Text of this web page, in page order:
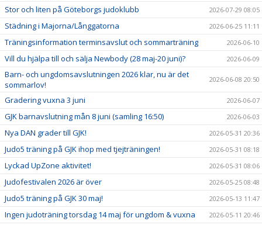
Stor och liten på Göteborgs judoklubb 2026-07-29 08:05
Städning i Majorna/Långgatorna 2026-06-25 11:11
Träningsinformation terminsavslut och sommarträning 2026-06-10
Vill du hjälpa till och sälja Newbody (28 maj-20 juni)? 2026-06-09
Barn- och ungdomsavslutningen 2026 klar, nu är det
sommarlov!
2026-06-08 20:50
Gradering vuxna 3 juni 2026-06-07
GJK barnavslutning mån 8 juni (samling 16:50) 2026-06-03
Nya DAN grader till GJK! 2026-05-31 20:36
Judo5 träning på GJK ihop med tjejträningen! 2026-05-31 08:18
Lyckad UpZone aktivitet! 2026-05-31 08:06
Judofestivalen 2026 är över 2026-05-25 08:48
Judo5 träning på GJK 30 maj! 2026-05-13 11:47
Ingen judoträning torsdag 14 maj för ungdom & vuxna 2026-05-11 20:46